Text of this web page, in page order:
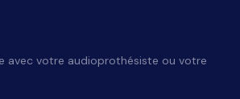
avec votre audioprothésiste ou votre